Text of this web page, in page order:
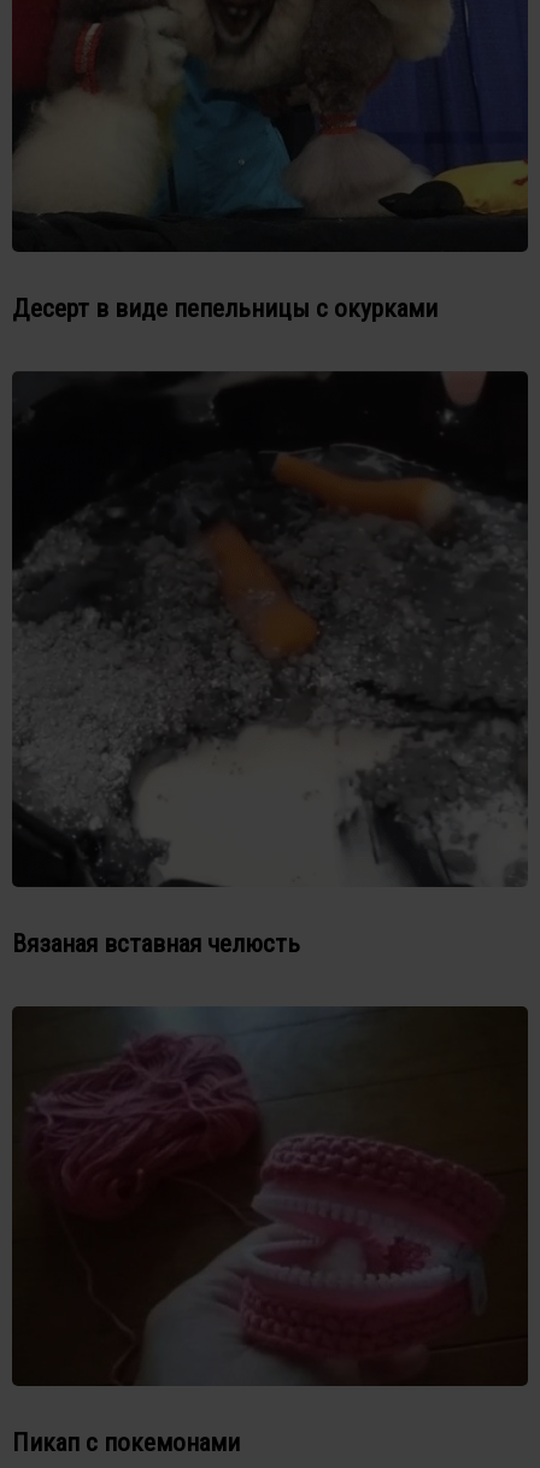
Десерт в виде пепельницы с окурками
Вязаная вставная челюсть
Пикап с покемонами